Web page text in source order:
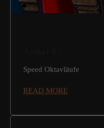
Speed Oktavläufe
READ MORE